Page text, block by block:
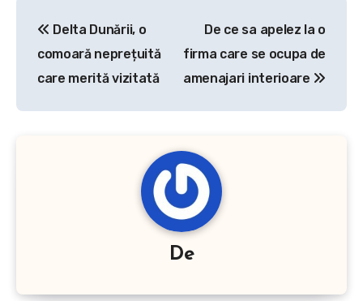
articole
Delta Dunării, o
comoară neprețuită
care merită vizitată
De ce sa apelez la o
firma care se ocupa de
amenajari interioare
De